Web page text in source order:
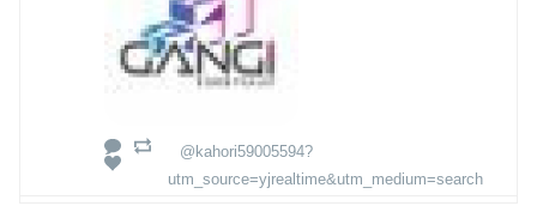
@kahori59005594?
utm_source=yjrealtime&utm_medium=search